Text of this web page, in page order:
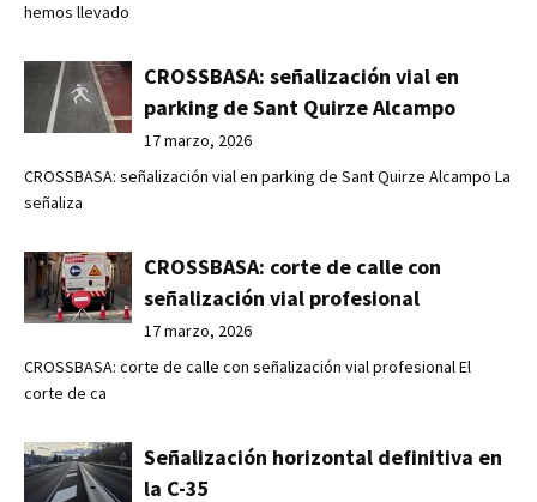
hemos llevado
CROSSBASA: señalización vial en
parking de Sant Quirze Alcampo
17 marzo, 2026
CROSSBASA: señalización vial en parking de Sant Quirze Alcampo La
señaliza
CROSSBASA: corte de calle con
señalización vial profesional
17 marzo, 2026
CROSSBASA: corte de calle con señalización vial profesional El
corte de ca
Señalización horizontal definitiva en
la C-35